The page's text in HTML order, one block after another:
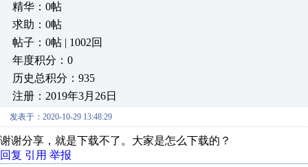
精华：0帖
求助：0帖
帖子：0帖 | 1002回
年度积分：0
历史总积分：935
注册：2019年3月26日
发表于：2020-10-29 13:48:29
谢谢分享，就是下载不了。大家是怎么下载的？
回复 引用 举报